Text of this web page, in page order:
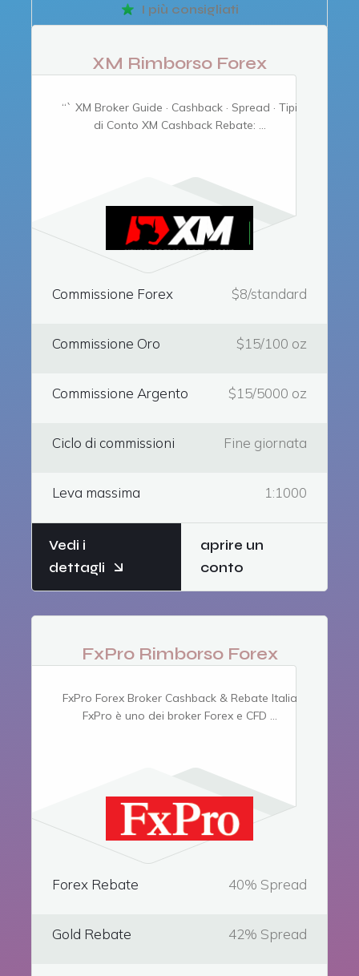
I più consigliati
XM Rimborso Forex
“` XM Broker Guide · Cashback · Spread · Tipi
di Conto XM Cashback Rebate: ...
Commissione Forex $8/standard
Commissione Oro $15/100 oz
Commissione Argento $15/5000 oz
Ciclo di commissioni Fine giornata
Leva massima 1:1000
Vedi i
dettagli
aprire un
conto
FxPro Rimborso Forex
FxPro Forex Broker Cashback & Rebate Italia
FxPro è uno dei broker Forex e CFD ...
Forex Rebate 40% Spread
Gold Rebate 42% Spread